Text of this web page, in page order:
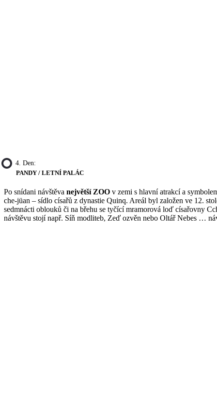
4. Den:
PANDY / LETNÍ PALÁC
Po snídani návštěva největší ZOO v zemi s hlavní atrakcí a
che-jüan – sídlo císařů z dynastie Quinq. Areál byl založen ve 12.
sedmnácti oblouků či na břehu se tyčící mramorová loď císařovny
návštěvu stojí např. Síň modliteb, Zeď ozvěn nebo Oltář Nebes …